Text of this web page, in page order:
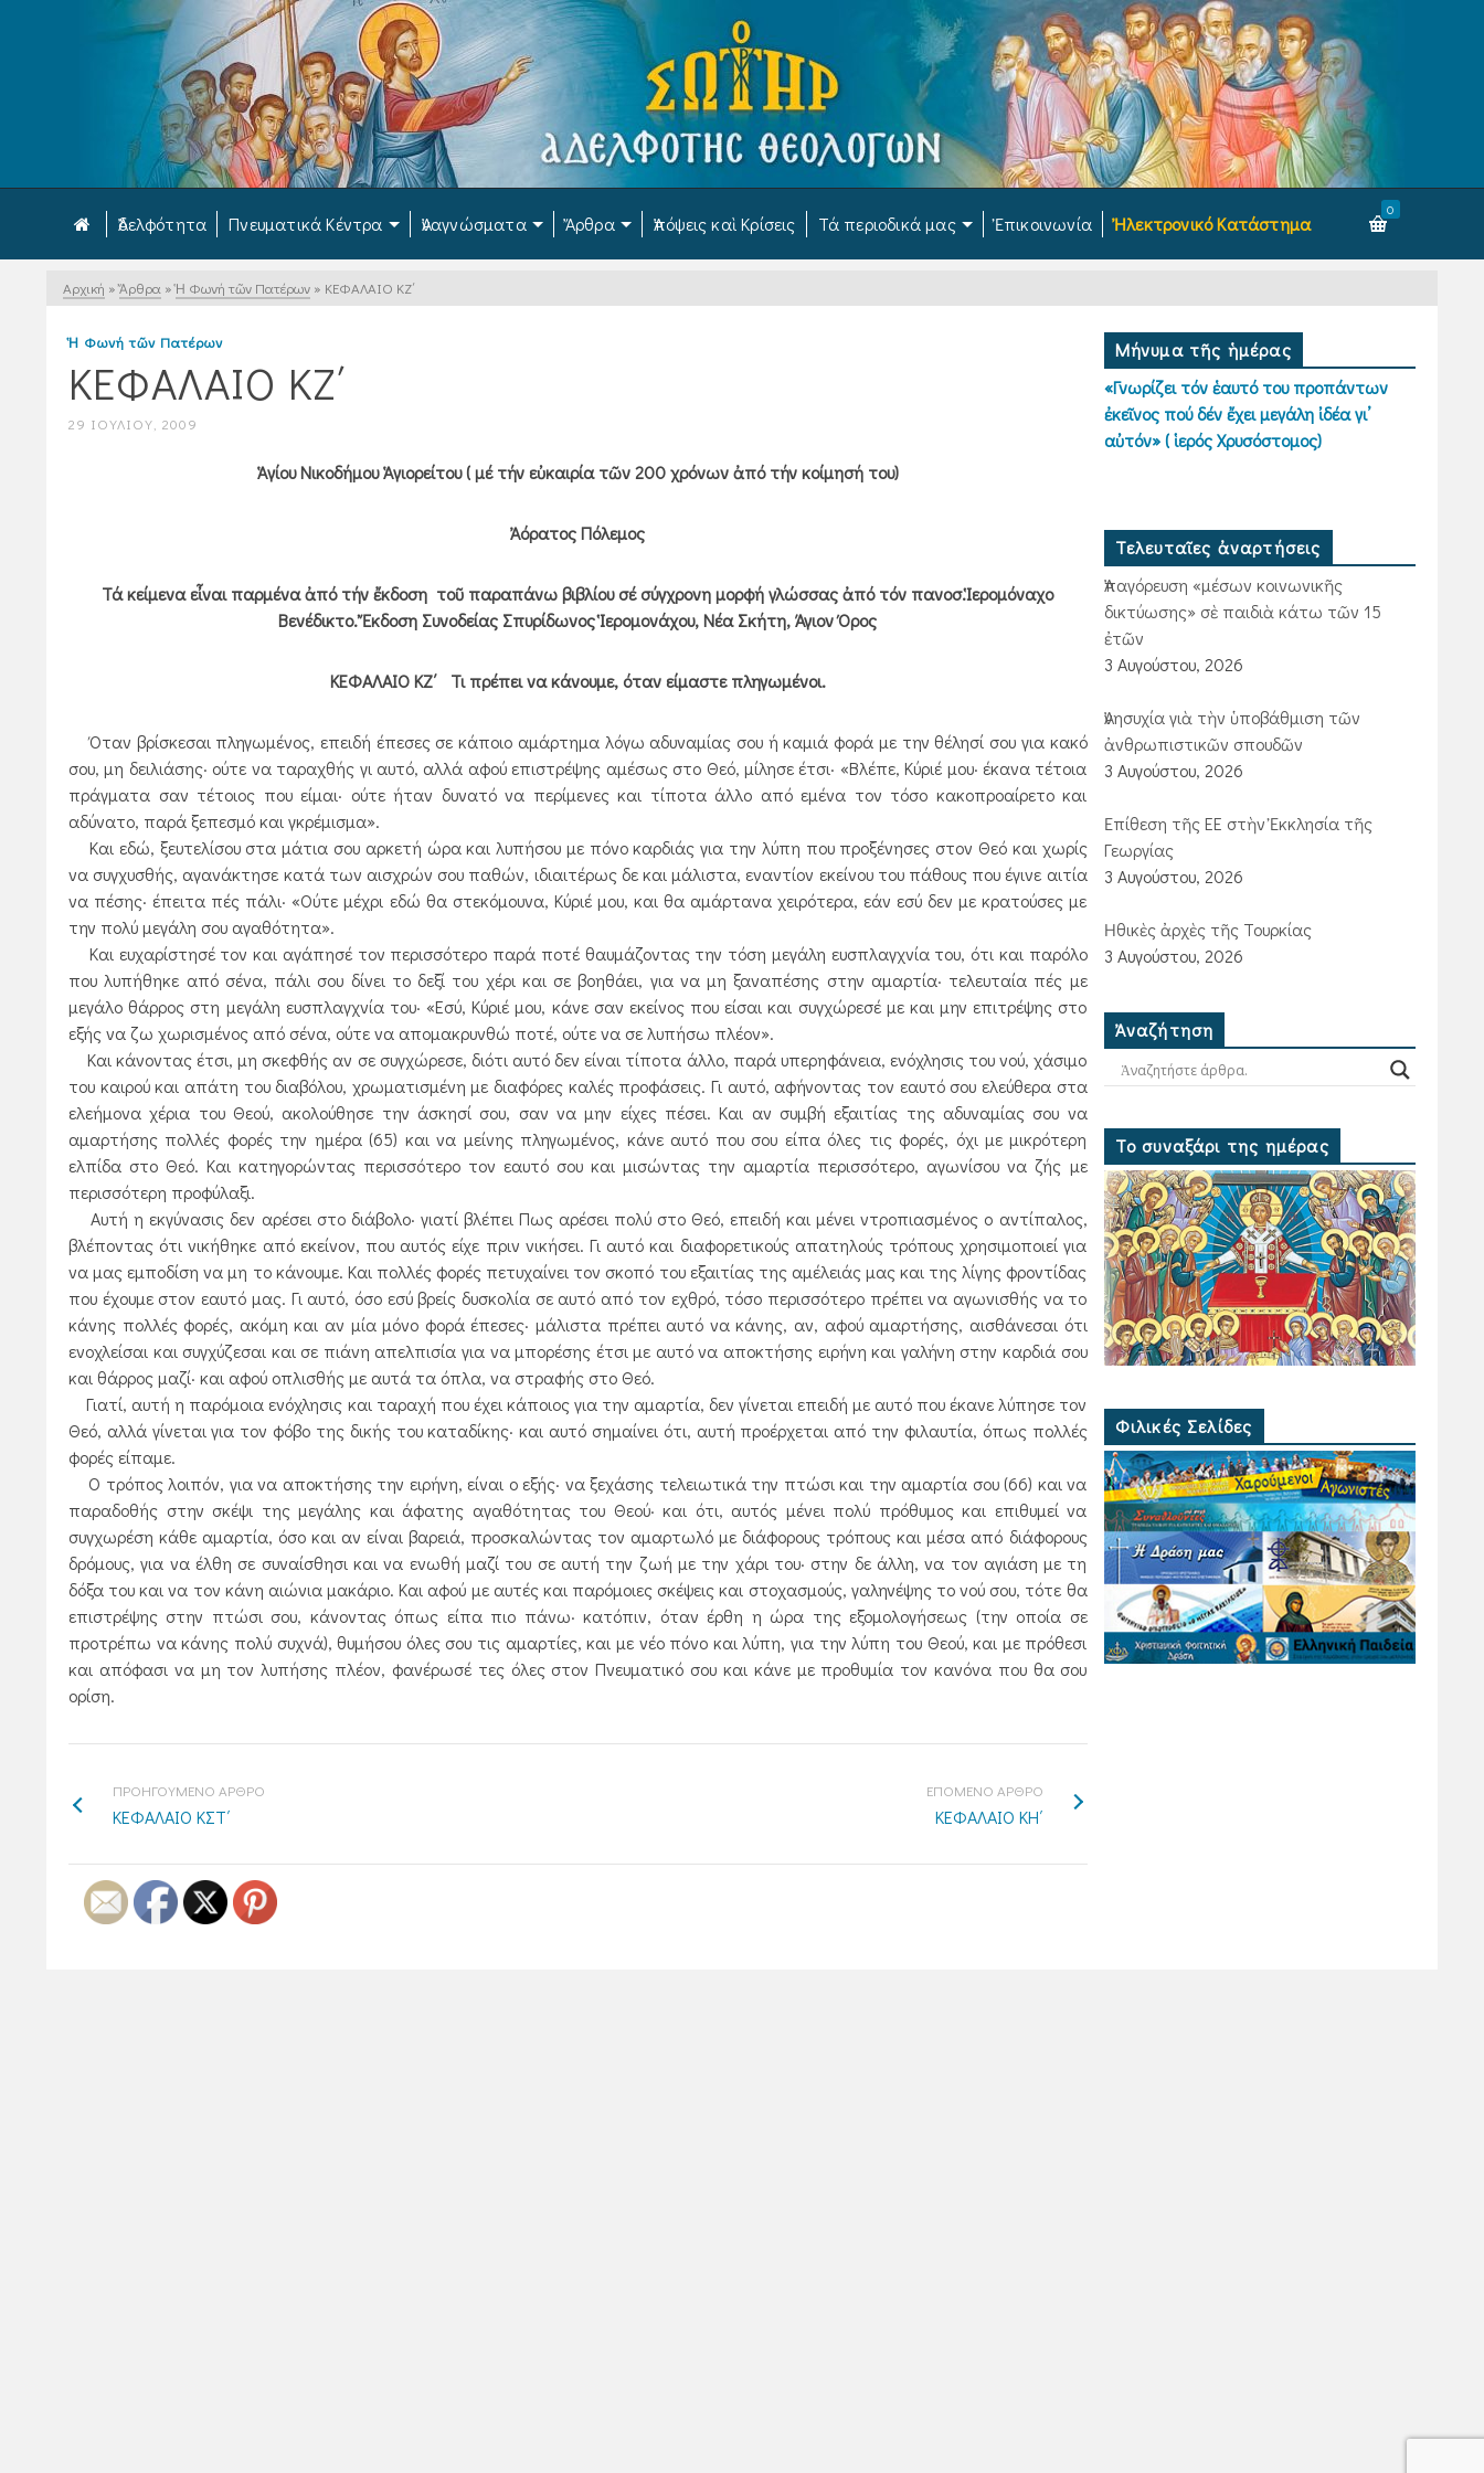
Ἀδελφότητα Πνευματικά Κέντρα Ἀναγνώσματα Ἄρθρα Ἀπόψεις καὶ Κρίσεις Τά περιοδικά μας Ἐπικοινωνία Ἠλεκτρονικό Κατάστημα
0
Αρχική » Ἄρθρα » Ἡ Φωνή τῶν Πατέρων » ΚΕΦΑΛΑΙΟ ΚΖ΄
Ἡ Φωνή τῶν Πατέρων
ΚΕΦΑΛΑΙΟ ΚΖ΄
29 ΙΟΥΛΊΟΥ, 2009
Ἁγίου Νικοδήμου Ἁγιορείτου ( μέ τήν εὐκαιρία τῶν 200 χρόνων ἀπό τήν κοίμησή του)
Ἀόρατος Πόλεμος
Τά κείμενα εἶναι παρμένα ἀπό τήν ἔκδοση τοῦ παραπάνω βιβλίου σέ σύγχρονη μορφή γλώσσας ἀπό τόν πανοσ.Ἱερομόναχο
Βενέδικτο. Ἔκδοση Συνοδείας Σπυρίδωνος Ἱερομονάχου, Νέα Σκήτη, Άγιον Όρος
ΚΕΦΑΛΑΙΟ ΚΖ΄ Τι πρέπει να κάνουμε, όταν είμαστε πληγωμένοι.
Όταν βρίσκεσαι πληγωμένος, επειδή έπεσες σε κάποιο αμάρτημα λόγω αδυναμίας σου ή καμιά φορά με την θέλησί σου για κακό
σου, μη δειλιάσης· ούτε να ταραχθής γι αυτό, αλλά αφού επιστρέψης αμέσως στο Θεό, μίλησε έτσι· «Βλέπε, Κύριέ μου· έκανα τέτοια
πράγματα σαν τέτοιος που είμαι· ούτε ήταν δυνατό να περίμενες και τίποτα άλλο από εμένα τον τόσο κακοπροαίρετο και
αδύνατο, παρά ξεπεσμό και γκρέμισμα».
Και εδώ, ξευτελίσου στα μάτια σου αρκετή ώρα και λυπήσου με πόνο καρδιάς για την λύπη που προξένησες στον Θεό και χωρίς
να συγχυσθής, αγανάκτησε κατά των αισχρών σου παθών, ιδιαιτέρως δε και μάλιστα, εναντίον εκείνου του πάθους που έγινε αιτία
να πέσης· έπειτα πές πάλι· «Ούτε μέχρι εδώ θα στεκόμουνα, Κύριέ μου, και θα αμάρτανα χειρότερα, εάν εσύ δεν με κρατούσες με
την πολύ μεγάλη σου αγαθότητα».
Και ευχαρίστησέ τον και αγάπησέ τον περισσότερο παρά ποτέ θαυμάζοντας την τόση μεγάλη ευσπλαγχνία του, ότι και παρόλο
που λυπήθηκε από σένα, πάλι σου δίνει το δεξί του χέρι και σε βοηθάει, για να μη ξαναπέσης στην αμαρτία· τελευταία πές με
μεγάλο θάρρος στη μεγάλη ευσπλαγχνία του· «Εσύ, Κύριέ μου, κάνε σαν εκείνος που είσαι και συγχώρεσέ με και μην επιτρέψης στο
εξής να ζω χωρισμένος από σένα, ούτε να απομακρυνθώ ποτέ, ούτε να σε λυπήσω πλέον».
Και κάνοντας έτσι, μη σκεφθής αν σε συγχώρεσε, διότι αυτό δεν είναι τίποτα άλλο, παρά υπερηφάνεια, ενόχλησις του νού, χάσιμο
του καιρού και απάτη του διαβόλου, χρωματισμένη με διαφόρες καλές προφάσεις. Γι αυτό, αφήνοντας τον εαυτό σου ελεύθερα στα
ελεήμονα χέρια του Θεού, ακολούθησε την άσκησί σου, σαν να μην είχες πέσει. Και αν συμβή εξαιτίας της αδυναμίας σου να
αμαρτήσης πολλές φορές την ημέρα (65) και να μείνης πληγωμένος, κάνε αυτό που σου είπα όλες τις φορές, όχι με μικρότερη
ελπίδα στο Θεό. Και κατηγορώντας περισσότερο τον εαυτό σου και μισώντας την αμαρτία περισσότερο, αγωνίσου να ζής με
περισσότερη προφύλαξι.
Αυτή η εκγύνασις δεν αρέσει στο διάβολο· γιατί βλέπει Πως αρέσει πολύ στο Θεό, επειδή και μένει ντροπιασμένος ο αντίπαλος,
βλέποντας ότι νικήθηκε από εκείνον, που αυτός είχε πριν νικήσει. Γι αυτό και διαφορετικούς απατηλούς τρόπους χρησιμοποιεί για
να μας εμποδίση να μη το κάνουμε. Και πολλές φορές πετυχαίνει τον σκοπό του εξαιτίας της αμέλειάς μας και της λίγης φροντίδας
που έχουμε στον εαυτό μας. Γι αυτό, όσο εσύ βρείς δυσκολία σε αυτό από τον εχθρό, τόσο περισσότερο πρέπει να αγωνισθής να το
κάνης πολλές φορές, ακόμη και αν μία μόνο φορά έπεσες· μάλιστα πρέπει αυτό να κάνης, αν, αφού αμαρτήσης, αισθάνεσαι ότι
ενοχλείσαι και συγχύζεσαι και σε πιάνη απελπισία για να μπορέσης έτσι με αυτό να αποκτήσης ειρήνη και γαλήνη στην καρδιά σου
και θάρρος μαζί· και αφού οπλισθής με αυτά τα όπλα, να στραφής στο Θεό.
Γιατί, αυτή η παρόμοια ενόχλησις και ταραχή που έχει κάποιος για την αμαρτία, δεν γίνεται επειδή με αυτό που έκανε λύπησε τον
Θεό, αλλά γίνεται για τον φόβο της δικής του καταδίκης· και αυτό σημαίνει ότι, αυτή προέρχεται από την φιλαυτία, όπως πολλές
φορές είπαμε.
Ο τρόπος λοιπόν, για να αποκτήσης την ειρήνη, είναι ο εξής· να ξεχάσης τελειωτικά την πτώσι και την αμαρτία σου (66) και να
παραδοθής στην σκέψι της μεγάλης και άφατης αγαθότητας του Θεού· και ότι, αυτός μένει πολύ πρόθυμος και επιθυμεί να
συγχωρέση κάθε αμαρτία, όσο και αν είναι βαρειά, προσκαλώντας τον αμαρτωλό με διάφορους τρόπους και μέσα από διάφορους
δρόμους, για να έλθη σε συναίσθησι και να ενωθή μαζί του σε αυτή την ζωή με την χάρι του· στην δε άλλη, να τον αγιάση με τη
δόξα του και να τον κάνη αιώνια μακάριο. Και αφού με αυτές και παρόμοιες σκέψεις και στοχασμούς, γαληνέψης το νού σου, τότε θα
επιστρέψης στην πτώσι σου, κάνοντας όπως είπα πιο πάνω· κατόπιν, όταν έρθη η ώρα της εξομολογήσεως (την οποία σε
προτρέπω να κάνης πολύ συχνά), θυμήσου όλες σου τις αμαρτίες, και με νέο πόνο και λύπη, για την λύπη του Θεού, και με πρόθεσι
και απόφασι να μη τον λυπήσης πλέον, φανέρωσέ τες όλες στον Πνευματικό σου και κάνε με προθυμία τον κανόνα που θα σου
ορίση.
ΠΡΟΗΓΟΥΜΕΝΟ ΑΡΘΡΟ
ΚΕΦΑΛΑΙΟ ΚΣΤ΄
ΕΠΟΜΕΝΟ ΑΡΘΡΟ
ΚΕΦΑΛΑΙΟ ΚΗ΄
Μήνυμα τῆς ἡμέρας
«Γνωρίζει τόν ἑαυτό του προπάντων
ἐκεῖνος πού δέν ἔχει μεγάλη ἰδέα γι’
αὐτόν» ( ἱερός Χρυσόστομος)
Τελευταῖες ἀναρτήσεις
Ἀπαγόρευση «μέσων κοινωνικῆς
δικτύωσης» σὲ παιδιὰ κάτω τῶν 15
ἐτῶν
3 Αυγούστου, 2026
Ἀνησυχία γιὰ τὴν ὑποβάθμιση τῶν
ἀνθρωπιστικῶν σπουδῶν
3 Αυγούστου, 2026
Ἐπίθεση τῆς ΕΕ στὴν Ἐκκλησία τῆς
Γεωργίας
3 Αυγούστου, 2026
Ἠθικὲς ἀρχὲς τῆς Τουρκίας
3 Αυγούστου, 2026
Ἀναζήτηση
Το συναξάρι της ημέρας
Φιλικές Σελίδες